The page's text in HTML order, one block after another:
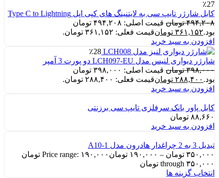
٪27
کابل شارژر تایپ سی به لایتنینگ های کپی اپل Type C to Lightning
۴۹۴,۲۰۸ تومان
قیمت اصلی: ۴۹۴,۲۰۸ تومان
بود.۳۶۱,۱۵۲ تومانقیمت فعلی: ۳۶۱,۱۵۲ تومان.
افزودن به سبد خرید
٪28
شارژر دیواری لنیس مدل LCH097-EU دو پورت 3 آمپر
۳۹۸,۰۰۰ تومان
قیمت اصلی: ۳۹۸,۰۰۰ تومان
بود. ۲۸۸,۴۰۰ تومانقیمت فعلی: ۲۸۸,۴۰۰ تومان.
افزودن به سبد خرید
کابل پاور بانک سرفلزی تایپ سی برزنتی
۸۸,۶۶۰ تومان
افزودن به سبد خرید
تبدیل 3 به 2 چراغدار هادرون مدل A10-1
۳۵۰,۰۰۰ تومان – ۱۹۰,۰۰۰ تومان
Price range: ۱۹۰,۰۰۰ تومان
through ۳۵۰,۰۰۰ تومان
انتخاب گزینه ها